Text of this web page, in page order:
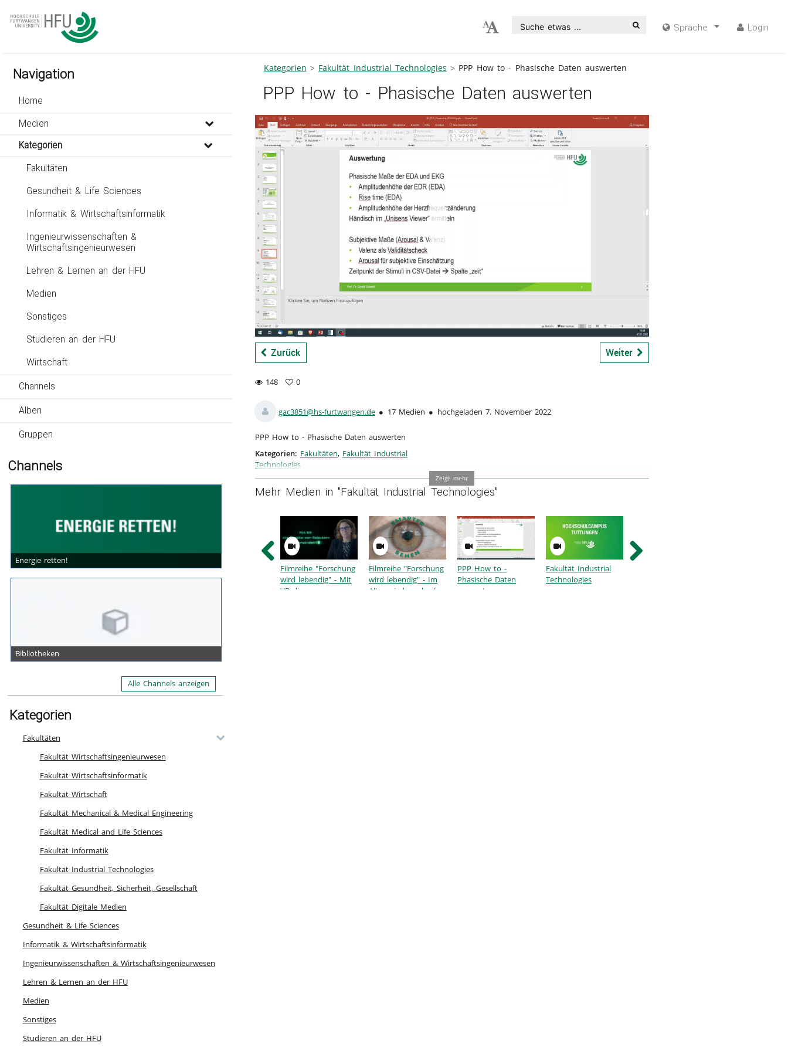
Suche etwas ... Sprache Login
Navigation
Home
Medien
Kategorien
Fakultäten
Gesundheit & Life Sciences
Informatik & Wirtschaftsinformatik
Ingenieurwissenschaften &
Wirtschaftsingenieurwesen
Lehren & Lernen an der HFU
Medien
Sonstiges
Studieren an der HFU
Wirtschaft
Channels
Alben
Gruppen
Channels
Energie retten!
Bibliotheken
Alle Channels anzeigen
Kategorien
Fakultäten
Fakultät Wirtschaftsingenieurwesen
Fakultät Wirtschaftsinformatik
Fakultät Wirtschaft
Fakultät Mechanical & Medical Engineering
Fakultät Medical and Life Sciences
Fakultät Informatik
Fakultät Industrial Technologies
Fakultät Gesundheit, Sicherheit, Gesellschaft
Fakultät Digitale Medien
Gesundheit & Life Sciences
Informatik & Wirtschaftsinformatik
Ingenieurwissenschaften & Wirtschaftsingenieurwesen
Lehren & Lernen an der HFU
Medien
Sonstiges
Studieren an der HFU
Kategorien Fakultät Industrial Technologies PPP How to - Phasische Daten auswerten
PPP How to - Phasische Daten auswerten
Video
Zurück Weiter
148
views
0
favorites
gac3851@hs-furtwangen.de 17 Medien hochgeladen 7. November 2022
PPP How to - Phasische Daten auswerten
Kategorien: Fakultäten, Fakultät Industrial
Technologies
Zeige mehr
Mehr Medien in "Fakultät Industrial Technologies"
Filmreihe "Forschung
wird lebendig" - Mit
VR die
Filmreihe "Forschung
wird lebendig" - Im
Alter wieder scharf
PPP How to -
Phasische Daten
auswerten
Fakultät Industrial
Technologies